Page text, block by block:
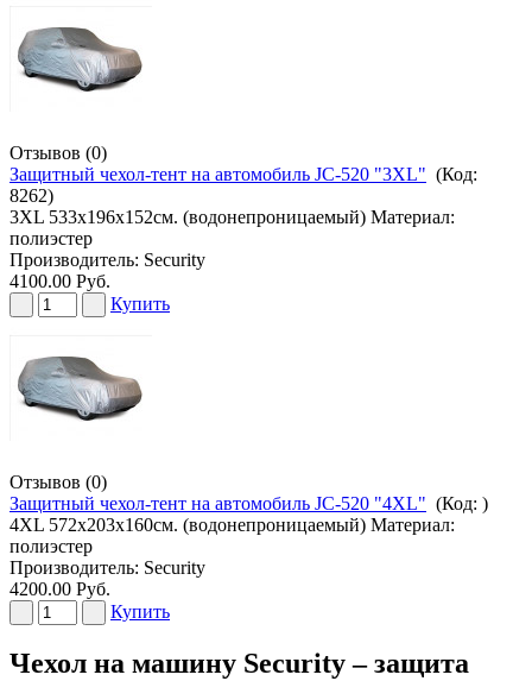
Отзывов (0)
Защитный чехол-тент на автомобиль JC-520 "3XL" (Код:
8262)
3XL 533х196х152см. (водонепроницаемый) Материал:
полиэстер
Производитель: Security
4100.00 Руб.
Купить
Отзывов (0)
Защитный чехол-тент на автомобиль JC-520 "4XL" (Код: )
4XL 572х203х160см. (водонепроницаемый) Материал:
полиэстер
Производитель: Security
4200.00 Руб.
Купить
Чехол на машину Security – защита